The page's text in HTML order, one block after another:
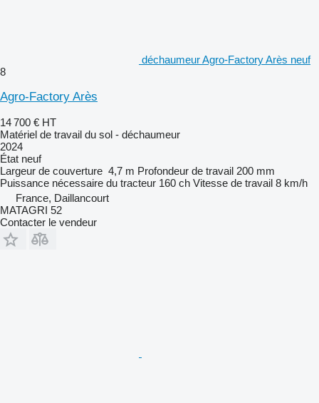
déchaumeur Agro-Factory Arès neuf
8
Agro-Factory Arès
14 700 € HT
Matériel de travail du sol - déchaumeur
2024
État neuf
Largeur de couverture 4,7 m Profondeur de travail 200 mm
Puissance nécessaire du tracteur 160 ch Vitesse de travail 8 km/h
France, Daillancourt
MATAGRI 52
Contacter le vendeur